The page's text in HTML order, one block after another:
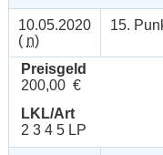
10.05.2020
( n)
15.
Preisgeld
200,00 €
LKL/Art
2 3 4 5 LP